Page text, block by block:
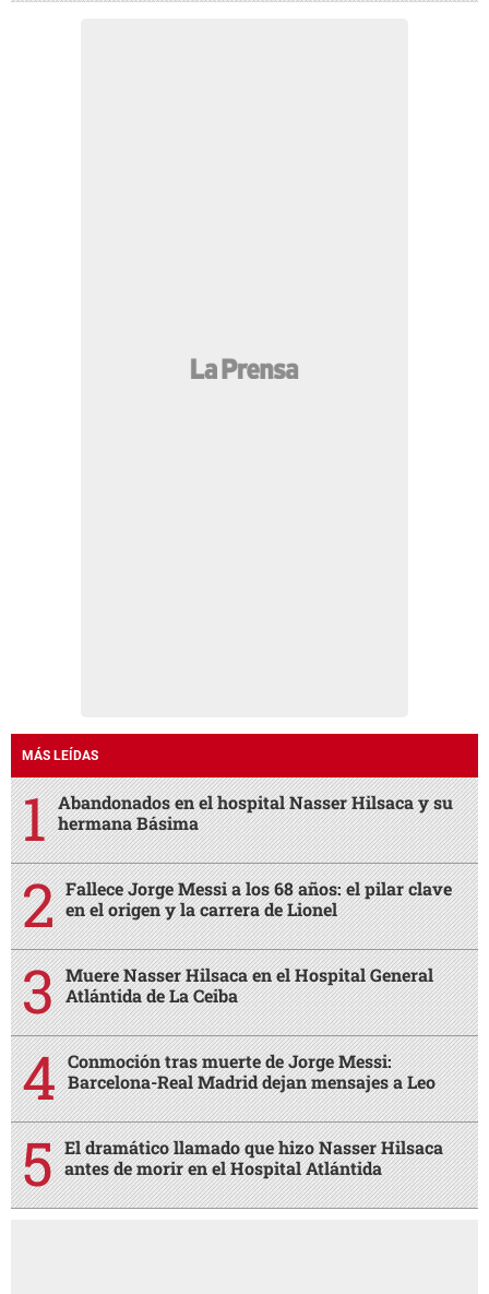
MÁS LEÍDAS
Abandonados en el hospital Nasser Hilsaca y su
hermana Básima
Fallece Jorge Messi a los 68 años: el pilar clave
en el origen y la carrera de Lionel
Muere Nasser Hilsaca en el Hospital General
Atlántida de La Ceiba
Conmoción tras muerte de Jorge Messi:
Barcelona-Real Madrid dejan mensajes a Leo
El dramático llamado que hizo Nasser Hilsaca
antes de morir en el Hospital Atlántida